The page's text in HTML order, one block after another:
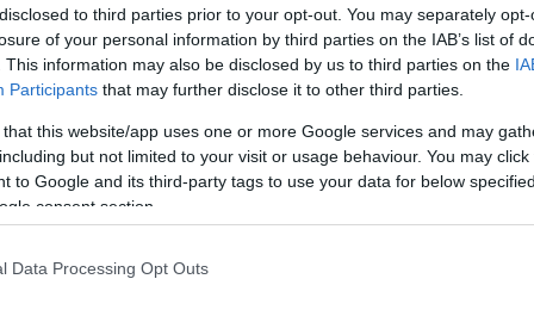
to third parties prior to your opt-out. You may separately
of your personal information by third parties on the IAB’s list of
This information may also be disclosed by us to third parties on the
Participants that may further disclose it to other third parties.
that this website/app uses one or more Google services and may
but not limited to your visit or usage behaviour. You may
to Google and its third-party tags to use your data for below
consent section.
Data Processing Opt Outs
το ΕΘΝΟΣ στη Google
Σιαμήτρα για τησύντροφοτου γιου του, η
και τον έθαψε πίσω από την αυλή του
άλλων πως: «Έίχε συνεργό,